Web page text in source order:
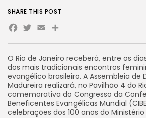
O Rio de Janeiro receberá, entre os
dos mais tradicionais encontros
evangélico brasileiro. A Assembleia de
Madureira realizará, no Pavilhão 4 do
comemorativa do Congresso da
Beneficentes Evangélicas Mundial
celebrações dos 100 anos do
SHARE THIS POST
Facebook
Twitter
EmailShare